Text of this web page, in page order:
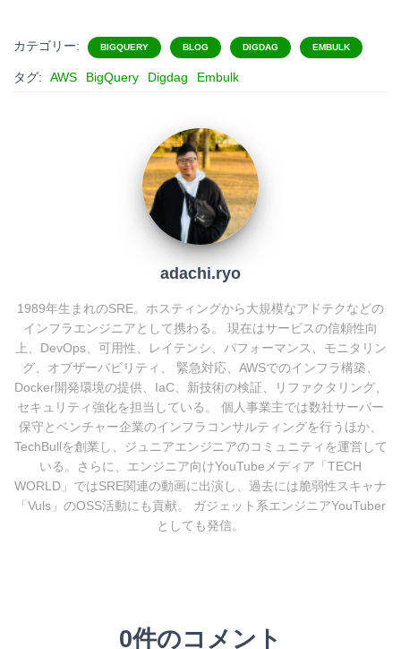
t
e
c
e
n
e
c
k
t
カテゴリー: BIGQUERY BLOG DIGDAG EMBULK
タグ: AWS BigQuery Digdag Embulk
adachi.ryo
1989年生まれのSRE。ホスティングから大規模なアドテクなどの
インフラエンジニアとして携わる。 現在はサービスの信頼性向
上、DevOps、可用性、レイテンシ、パフォーマンス、モニタリン
グ、オブザーバビリティ、 緊急対応、AWSでのインフラ構築、
Docker開発環境の提供、IaC、新技術の検証、リファクタリング、
セキュリティ強化を担当している。 個人事業主では数社サーバー
保守とベンチャー企業のインフラコンサルティングを行うほか、
TechBullを創業し、ジュニアエンジニアのコミュニティを運営して
いる。さらに、エンジニア向けYouTubeメディア「TECH
WORLD」ではSRE関連の動画に出演し、過去には脆弱性スキャナ
「Vuls」のOSS活動にも貢献。 ガジェット系エンジニアYouTuber
としても発信。
0件のコメント